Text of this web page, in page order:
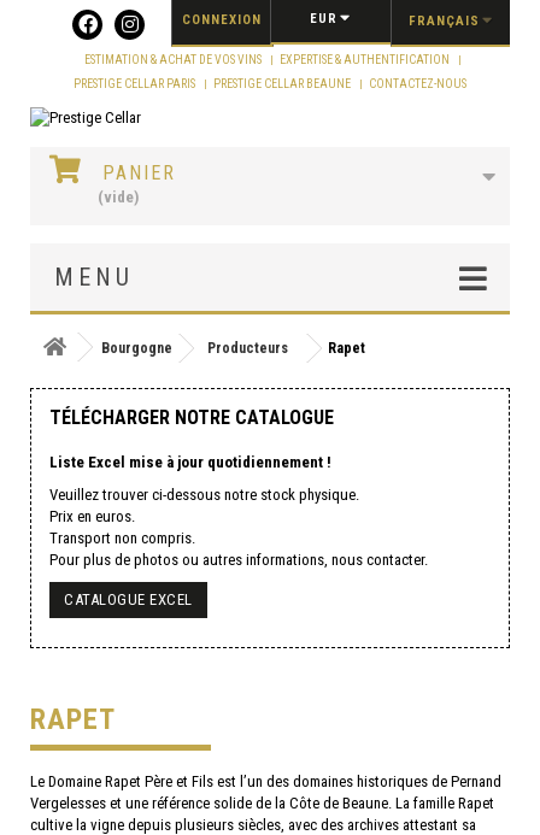
FRANÇAIS
EUR
CONNEXION
ESTIMATION & ACHAT DE VOS VINS
EXPERTISE & AUTHENTIFICATION
PRESTIGE CELLAR PARIS
PRESTIGE CELLAR BEAUNE CONTACTEZ-NOUS
PANIER
(vide)
MENU
Bourgogne Producteurs Rapet
TÉLÉCHARGER NOTRE CATALOGUE
Liste Excel mise à jour quotidiennement !
Veuillez trouver ci-dessous notre stock physique.
Prix en euros.
Transport non compris.
Pour plus de photos ou autres informations, nous contacter.
CATALOGUE EXCEL
RAPET
Le Domaine Rapet Père et Fils est l’un des domaines historiques de Pernand
Vergelesses et une référence solide de la Côte de Beaune. La famille Rapet
cultive la vigne depuis plusieurs siècles, avec des archives attestant sa
Panneau de gestion des cookies